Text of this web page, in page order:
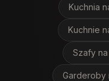
Kuchnia
Kuchnie
Szafy
Garderoby